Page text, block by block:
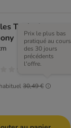
Tapis de
30,49 €
Prix le plus bas
pratiqué au cours
des 30 jours
précédents
l'offre.